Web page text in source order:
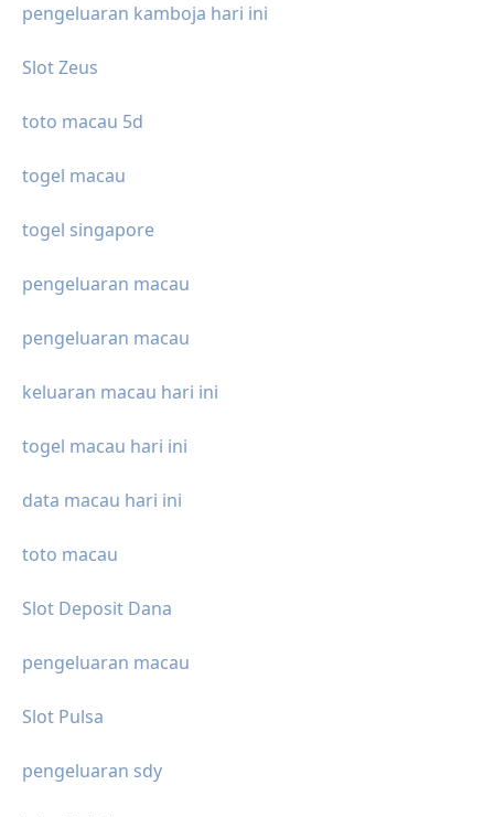
pengeluaran kamboja hari ini
Slot Zeus
toto macau 5d
togel macau
togel singapore
pengeluaran macau
pengeluaran macau
keluaran macau hari ini
togel macau hari ini
data macau hari ini
toto macau
Slot Deposit Dana
pengeluaran macau
Slot Pulsa
pengeluaran sdy